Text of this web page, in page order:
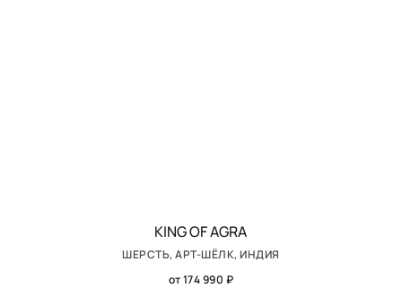
KING OF AGRA
ШЕРСТЬ, АРТ-ШЁЛК, ИНДИЯ
от 174 990 ₽